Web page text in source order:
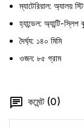
ম্যাটেরিয়াল: অ্যালয়
হ্যান্ডেল: অ্যান্টি-
দৈর্ঘ্য: ১৪০ মিমি
ওজন: ৮৫ গ্রাম
কমেন্ট (0)